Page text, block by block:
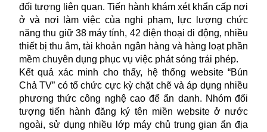
đối tượng liên quan. Tiến hành khám xét khẩn cấp nơi
ở và nơi làm việc của nghi phạm, lực lượng chức
năng thu giữ 38 máy tính, 42 điện thoại di động, nhiều
thiết bị thu âm, tài khoản ngân hàng và hàng loạt phần
mềm chuyên dụng phục vụ việc phát sóng trái phép.
Kết quả xác minh cho thấy, hệ thống website “Bún
Chả TV” có tổ chức cực kỳ chặt chẽ và áp dụng nhiều
phương thức công nghệ cao để ẩn danh. Nhóm đối
tượng tiến hành đăng ký tên miền website ở nước
ngoài, sử dụng nhiều lớp máy chủ trung gian ẩn địa